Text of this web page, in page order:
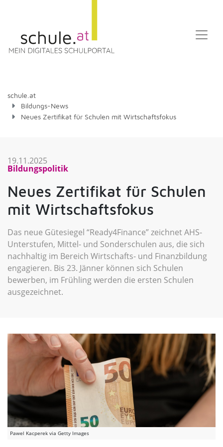
schule.at
Bildungs-News
Neues Zertifikat für Schulen mit Wirtschaftsfokus
19.11.2025
Bildungspolitik
Neues Zertifikat für Schulen
mit Wirtschaftsfokus
Das neue Gütesiegel “Ready4Finance” zeichnet AHS-
Unterstufen, Mittel- und Sonderschulen aus, die sich
nachhaltig im Bereich Wirtschafts- und Finanzbildung
engagieren. Bis 23. Jänner können sich Schulen
bewerben, im Frühling werden die ersten Schulen
ausgezeichnet.
Pawel Kacperek via Getty Images